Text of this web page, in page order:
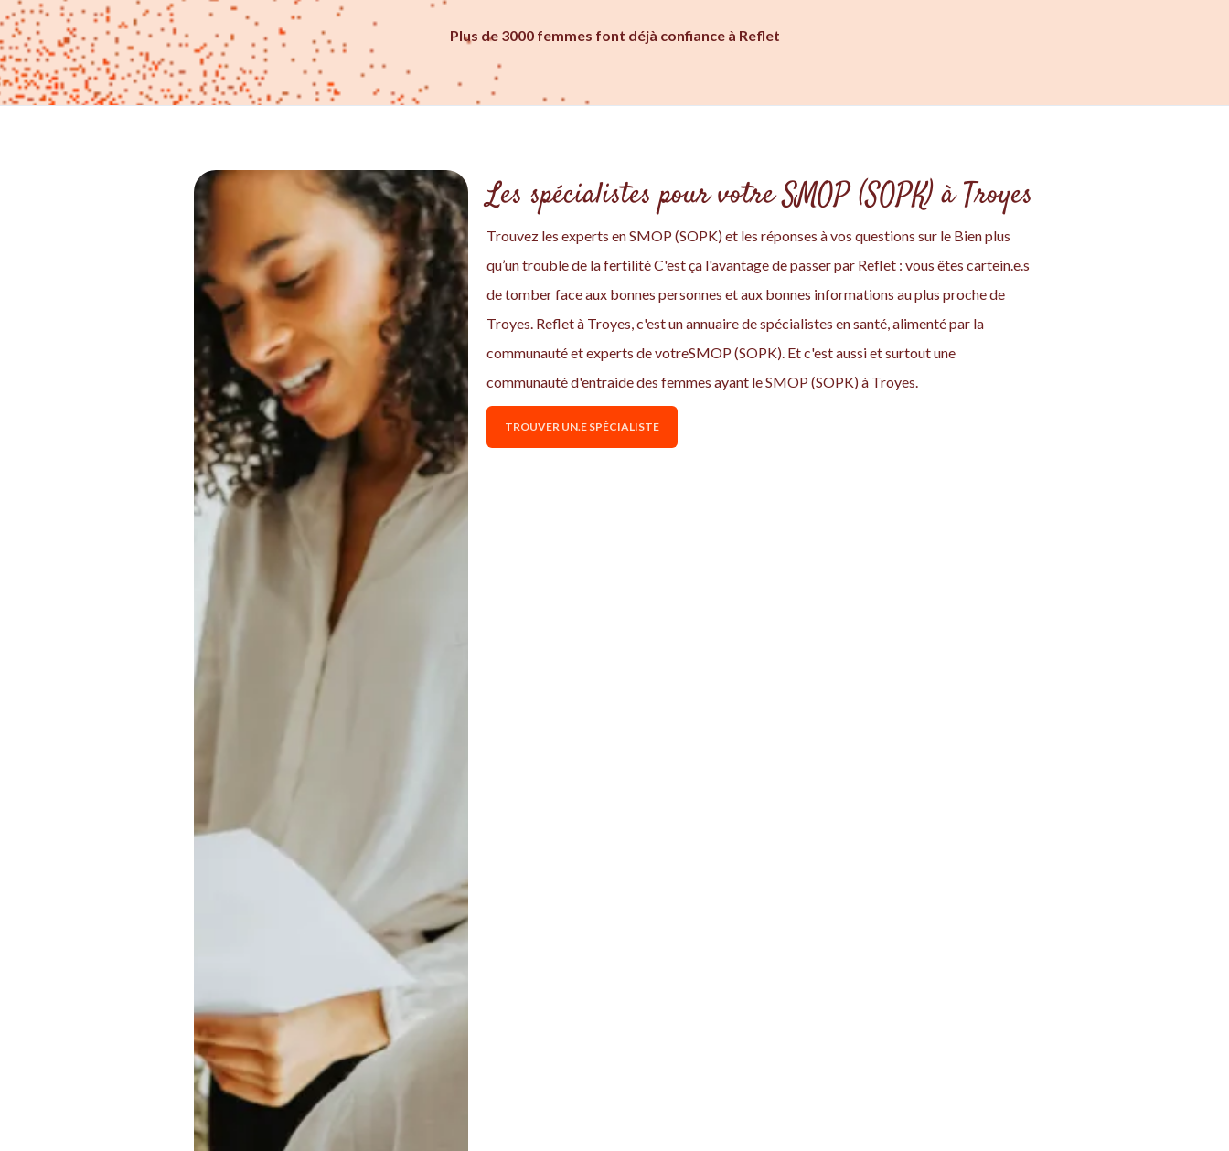
Plus de 3000 femmes font déjà confiance à Reflet
Les spécialistes pour votre SMOP (SOPK) à Troyes
Trouvez les experts en SMOP (SOPK) et les réponses à vos questions sur le Bien plus
qu’un trouble de la fertilité C'est ça l'avantage de passer par Reflet : vous êtes cartein.e.s
de tomber face aux bonnes personnes et aux bonnes informations au plus proche de
Troyes. Reflet à Troyes, c'est un annuaire de spécialistes en santé, alimenté par la
communauté et experts de votreSMOP (SOPK). Et c'est aussi et surtout une
communauté d'entraide des femmes ayant le SMOP (SOPK) à Troyes.
TROUVER UN.E SPÉCIALISTE